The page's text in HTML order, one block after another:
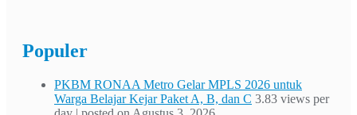
Populer
PKBM RONAA Metro Gelar MPLS 2026 untuk
Warga Belajar Kejar Paket A, B, dan C 3.83 views per